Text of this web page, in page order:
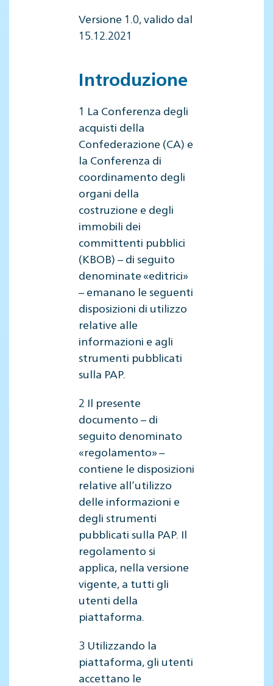
Versione 1.0, valido dal
15.12.2021
Introduzione
1 La Conferenza degli
acquisti della
Confederazione (CA) e
la Conferenza di
coordinamento degli
organi della
costruzione e degli
immobili dei
committenti pubblici
(KBOB) – di seguito
denominate «editrici»
– emanano le seguenti
disposizioni di utilizzo
relative alle
informazioni e agli
strumenti pubblicati
sulla PAP.
2 Il presente
documento – di
seguito denominato
«regolamento» –
contiene le disposizioni
relative all’utilizzo
delle informazioni e
degli strumenti
pubblicati sulla PAP. Il
regolamento si
applica, nella versione
vigente, a tutti gli
utenti della
piattaforma.
3 Utilizzando la
piattaforma, gli utenti
accettano le